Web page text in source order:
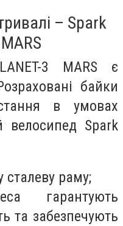
– Spark
3 MARS є
байки
в умовах
велосипед Spark
сталеву раму;
гарантують
та забезпечують